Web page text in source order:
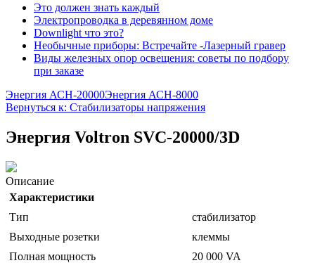
Это должен знать каждый
Электропроводка в деревянном доме
Downlight что это?
Необычные приборы: Встречайте -Лазерный гравер
Виды железных опор освещения: советы по подбору
при заказе
Энергия АСН-20000Энергия АСН-8000
Вернуться к: Стабилизаторы напряжения
Энергия Voltron SVC-20000/3D
Описание
Характеристики
Тип
стабилизатор
Выходные розетки
клеммы
Полная мощность
20 000 VA